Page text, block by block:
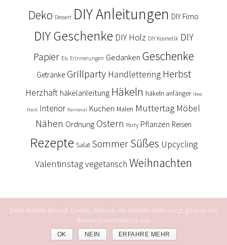
Deko Dessert DIY Anleitungen DIY Fimo
DIY Geschenke DIY Holz DIY Kosmetik DIY
Papier Eis Erinnerungen Gedanken Geschenke
Getränke Grillparty Handlettering Herbst
Herzhaft häkelanleitung Häkeln häkeln anfänger Ikea
Hack Interior Karneval Kuchen Malen Muttertag Möbel
Nähen Ordnung Ostern Party Pflanzen Reisen
Rezepte Salat Sommer Süßes Upcycling
Valentinstagvegetarisch Weihnachten
COPYRIGHT © 2026 —ARS TEXTURA • ALL RIGHTS RESERVED. •
Diese Website benutzt Cookies. Wenn du die Website weiter nutzt, gehe ich von
deinem Einverständnis aus.
OK NEIN ERFAHRE MEHR